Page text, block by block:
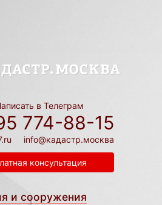
в Телеграм
774-88-15
info@кадастр.москва
консультация
и сооружения